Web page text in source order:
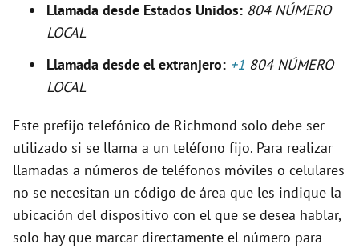
Llamada desde Estados Unidos: 804 NÚMERO
LOCAL
Llamada desde el extranjero: +1 804 NÚMERO
LOCAL
Este prefijo telefónico de Richmond solo debe ser
utilizado si se llama a un teléfono fijo. Para realizar
llamadas a números de teléfonos móviles o celulares
no se necesitan un código de área que les indique la
ubicación del dispositivo con el que se desea hablar,
solo hay que marcar directamente el número para